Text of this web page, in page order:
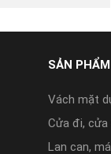
SẢN PHẨM
Vách mặt
Cửa đi,
Lan can,